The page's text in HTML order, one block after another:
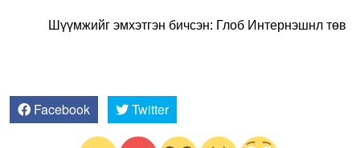
Шүүмжийг эмхэтгэн бичсэн: Глоб Интернэшнл төв
Facebook Twitter